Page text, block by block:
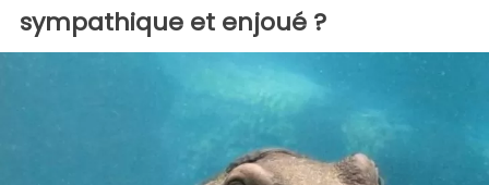
sympathique et enjoué ?